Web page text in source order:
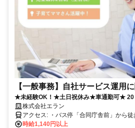
【一般事務】自社サービス運用
★未経験OK！★土日祝休み★車通勤可★ 20
中！【6時間～勤務OK・土日祝休み】
株式会社エラン
アクセス: ・バス停「合同庁舎前」から徒歩4分 ・松本電鉄「信濃荒
井駅」から徒歩18分
時給1,140円以上